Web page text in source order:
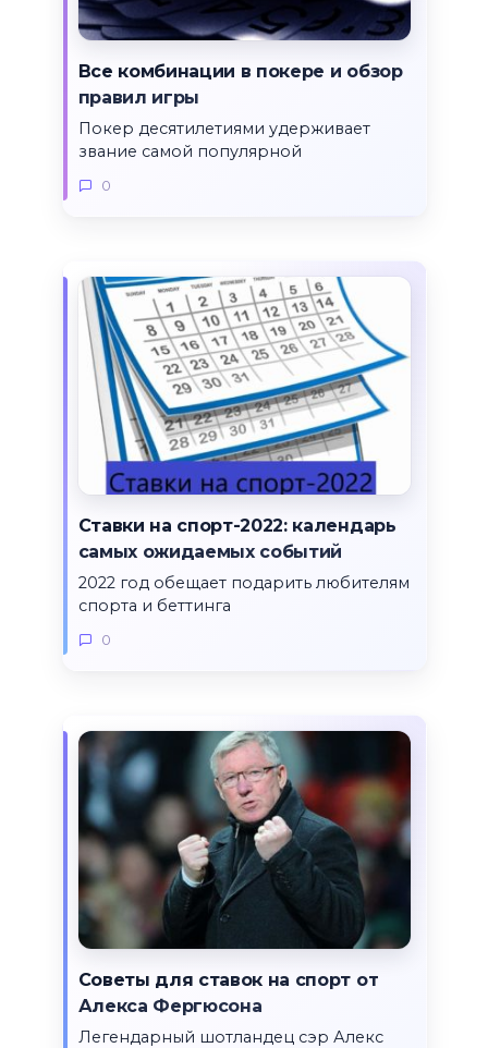
Все комбинации в покере и обзор
правил игры
Покер десятилетиями удерживает
звание самой популярной
0
Ставки на спорт-2022: календарь
самых ожидаемых событий
2022 год обещает подарить любителям
спорта и беттинга
0
Советы для ставок на спорт от
Алекса Фергюсона
Легендарный шотландец сэр Алекс